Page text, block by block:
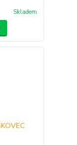
Skladem